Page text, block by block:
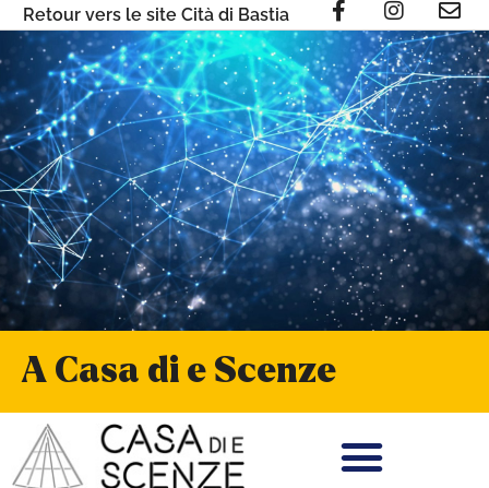
Retour vers le site Cità di Bastia
A Casa di e Scenze